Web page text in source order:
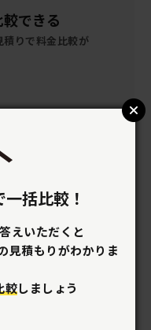
較できる
積りで料金比較が
できる
職人に聞いて解
依頼ができます。
サポート
の動作保証がつ
括比較！
えいただくと
見積もりがわかりま
較しましょう